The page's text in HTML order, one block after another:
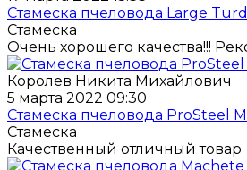
Стамеска пчеловода Large
Стамеска
Очень хорошего качества!!!
Королев Никита Михайлович
5 марта 2022 09:30
Стамеска пчеловода ProSteel
Стамеска
Качественный отличный товар